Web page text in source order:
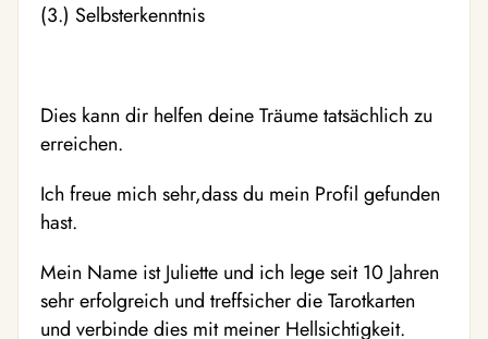
(3.) Selbsterkenntnis
Dies kann dir helfen deine Träume tatsächlich zu
erreichen.
Ich freue mich sehr,dass du mein Profil gefunden
hast.
Mein Name ist Juliette und ich lege seit 10 Jahren
sehr erfolgreich und treffsicher die Tarotkarten
und verbinde dies mit meiner Hellsichtigkeit.